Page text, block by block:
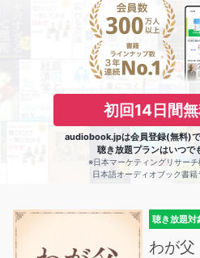
初回14日間
audiobook.jpは会員登録(無料)で
聴き放題プランはいつで
※日本マーケティングリサー
日本語オーディオブック書
聴き放題対
わが父